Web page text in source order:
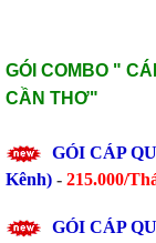
GÓI COMBO "
CẦN THƠ"
GÓI CÁP
Kênh) - 215.000/
GÓI CÁP